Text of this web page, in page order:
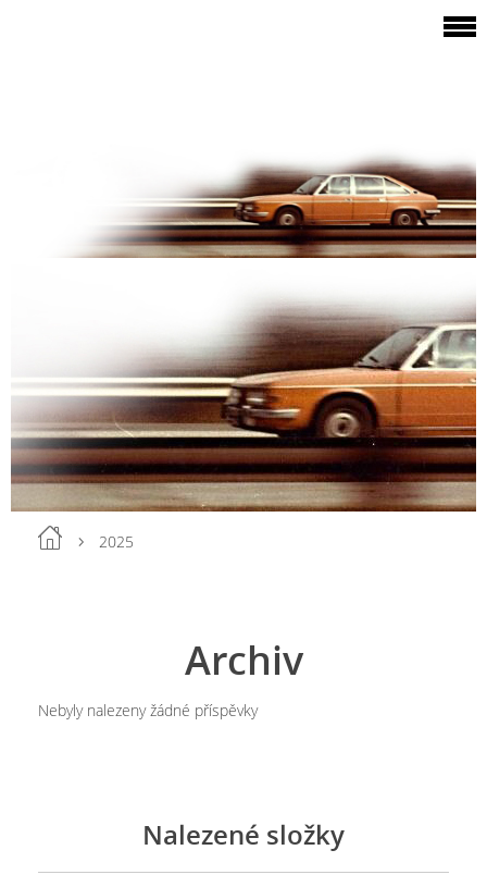
2025
Archiv
Nebyly nalezeny žádné příspěvky
Nalezené složky